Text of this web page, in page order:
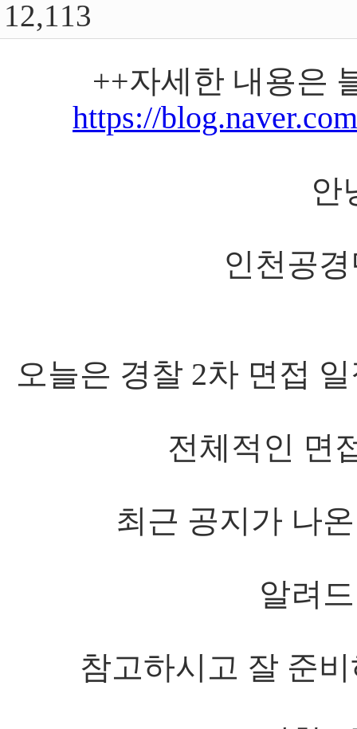
12,113
++자세한 내용은
https://
안
인천공
오늘은 경찰 2차 면접
전체적인 면
최근 공지가 나
알려
참고하시고 잘 준